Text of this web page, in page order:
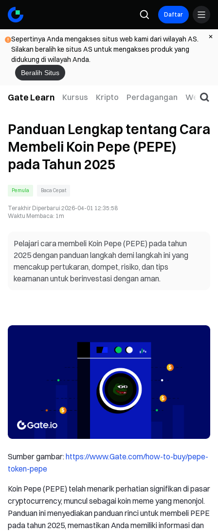
Daftar
Sepertinya Anda mengakses situs web kami dari wilayah AS.
Silakan beralih ke situs AS untuk mengakses produk yang
didukung di wilayah Anda.
Beralih Situs
Gate Learn Kursus Kripto Perdagangan Web3
Panduan Lengkap tentang Cara
Membeli Koin Pepe (PEPE)
pada Tahun 2025
Pemula Baca Cepat
Terakhir Diperbarui 2026-04-01 12:35:58
Waktu Membaca: 1m
Pelajari cara membeli Koin Pepe (PEPE) pada tahun
2025 dengan panduan langkah demi langkah ini yang
mencakup pertukaran, dompet, risiko, dan tips
keamanan untuk berinvestasi dengan aman.
Sumber gambar:https://www.Gate.com/how-to-buy/pepe-
token-pepe
Koin Pepe (PEPE) telah menarik perhatian signifikan di pasar
cryptocurrency, muncul sebagai koin meme yang menonjol.
Panduan ini menyediakan panduan rinci untuk membeli PEPE
pada tahun 2025, memastikan Anda memiliki informasi dan